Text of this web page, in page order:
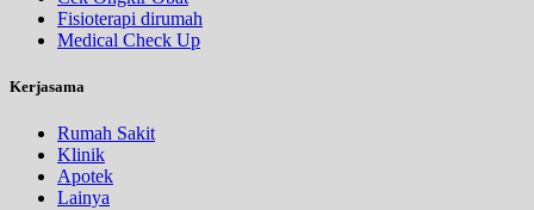
Fisioterapi dirumah
Medical Check Up
Kerjasama
Rumah Sakit
Klinik
Apotek
Lainya